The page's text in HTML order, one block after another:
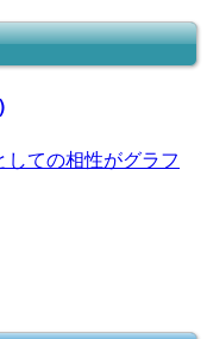
ての相性がグラフ